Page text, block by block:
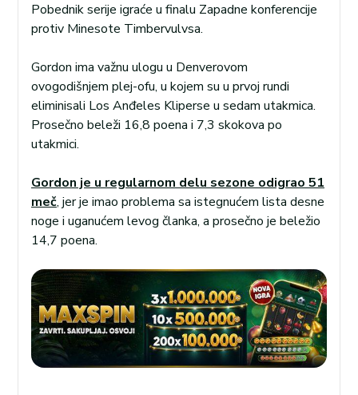
Pobednik serije igraće u finalu Zapadne konferencije
protiv Minesote Timbervulvsa.
Gordon ima važnu ulogu u Denverovom
ovogodišnjem plej-ofu, u kojem su u prvoj rundi
eliminisali Los Anđeles Kliperse u sedam utakmica.
Prosečno beleži 16,8 poena i 7,3 skokova po
utakmici.
Gordon je u regularnom delu sezone odigrao 51
meč, jer je imao problema sa istegnućem lista desne
noge i uganućem levog članka, a prosečno je beležio
14,7 poena.